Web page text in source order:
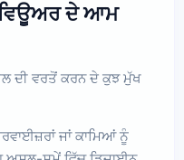
ਦੇ ਆਮ
ਦੀ ਵਰਤੋਂ ਕਰਨ ਦੇ ਕੁਝ ਮੁੱਖ
ਜਾਂ ਕਾਮਿਆਂ ਨੂੰ